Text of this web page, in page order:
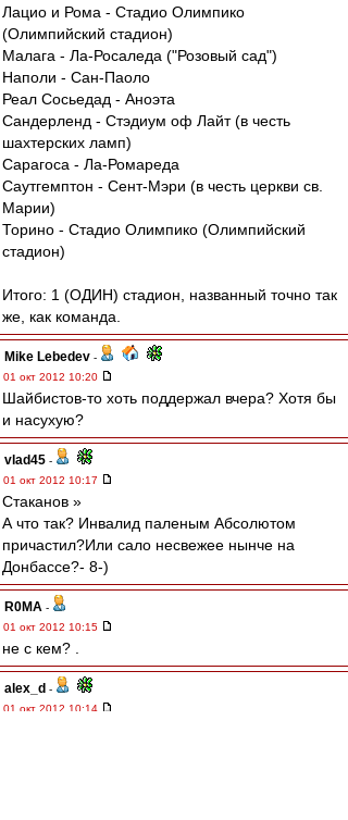
Лацио и Рома - Стадио Олимпико
(Олимпийский стадион)
Малага - Ла-Росаледа ("Розовый сад")
Наполи - Сан-Паоло
Реал Сосьедад - Аноэта
Сандерленд - Стэдиум оф Лайт (в честь
шахтерских ламп)
Сарагоса - Ла-Ромареда
Саутгемптон - Сент-Мэри (в честь церкви св.
Марии)
Торино - Стадио Олимпико (Олимпийский
стадион)
Итого: 1 (ОДИН) стадион, названный точно так
же, как команда.
Mike Lebedev -
01 окт 2012 10:20
Шайбистов-то хоть поддержал вчера? Хотя бы
и насухую?
vlad45 -
01 окт 2012 10:17
Cтаканов »
А что так? Инвалид паленым Абсолютом
причастил?Или сало несвежее нынче на
Донбассе?- 8-)
R0MA -
01 окт 2012 10:15
не с кем? .
alex_d -
01 окт 2012 10:14